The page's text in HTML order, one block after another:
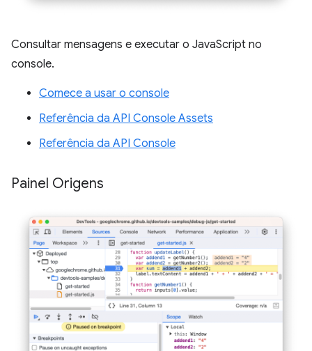
Consultar mensagens e executar o JavaScript no
console.
Comece a usar o console
Referência da API Console Assets
Referência da API Console
Painel Origens